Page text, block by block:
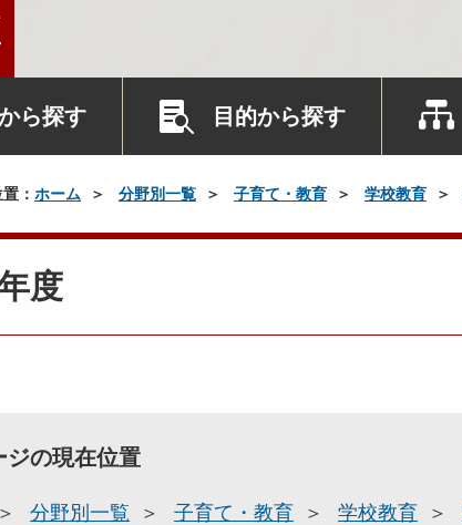
ら探す 目的から探す
： ホーム 分野別一覧 子育て・教育 学校教育
度
ジの現在位置
分野別一覧 子育て・教育 学校教育